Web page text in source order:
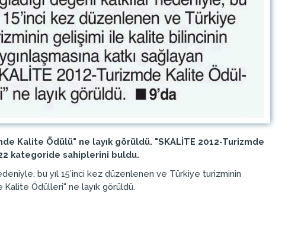
Kalite Ödülü" ne layık görüldü. "SKALİTE 2012-Turizmde
kategoride sahiplerini buldu.
bu yıl 15’inci kez düzenlenen ve Türkiye turizminin
Kalite Ödülleri" ne layık görüldü.